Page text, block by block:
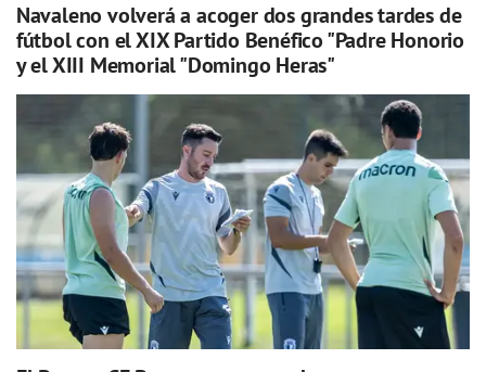
Navaleno volverá a acoger dos grandes tardes de
fútbol con el XIX Partido Benéfico "Padre Honorio
y el XIII Memorial "Domingo Heras"